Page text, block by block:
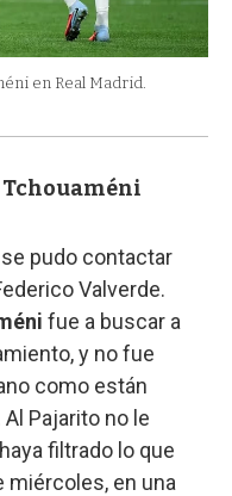
en Real Madrid.
Tchouaméni
pudo contactar
Valverde.
fue a buscar a
y no fue
como están
Pajarito no le
filtrado lo que
miércoles, en una